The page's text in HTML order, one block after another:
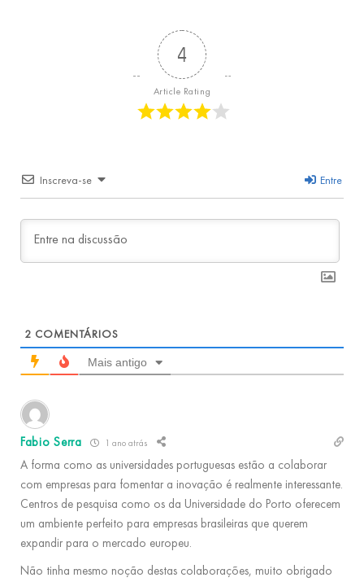
4
Article Rating
Inscreva-se Entre
2 COMENTÁRIOS
Mais antigo
Fabio Serra 1 ano atrás
A forma como as universidades portuguesas estão a colaborar
com empresas para fomentar a inovação é realmente interessante.
Centros de pesquisa como os da Universidade do Porto oferecem
um ambiente perfeito para empresas brasileiras que querem
expandir para o mercado europeu.
Não tinha mesmo noção destas colaborações, muito obrigado